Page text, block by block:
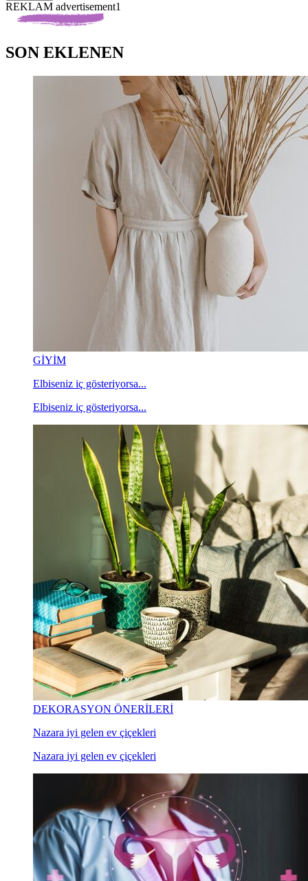
REKLAM advertisement1
SON EKLENEN
GİYİM
Elbiseniz iç gösteriyorsa...
Elbiseniz iç gösteriyorsa...
DEKORASYON ÖNERİLERİ
Nazara iyi gelen ev çiçekleri
Nazara iyi gelen ev çiçekleri